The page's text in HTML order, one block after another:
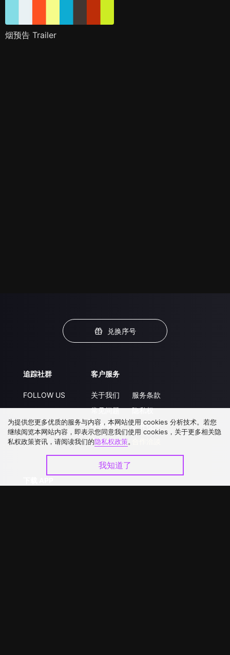
烟预告 Trailer
兑换序号
追踪社群
FOLLOW US
客户服务
关于我们
常见问题
联络我们
升级VIP
服务条款
隐私权
公开征件
为提供您更多优质的服务与内容，本网站使用 cookies 分析技术。若您
继续阅览本网站内容，即表示您同意我们使用 cookies，关于更多相关隐
私权政策资讯，请阅读我们的隐私权政策。
我知道了